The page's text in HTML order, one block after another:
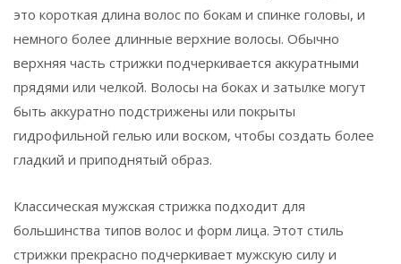
это короткая длина волос по бокам и спинке головы, и
немного более длинные верхние волосы. Обычно
верхняя часть стрижки подчеркивается аккуратными
прядями или челкой. Волосы на боках и затылке могут
быть аккуратно подстрижены или покрыты
гидрофильной гелью или воском, чтобы создать более
гладкий и приподнятый образ.
Классическая мужская стрижка подходит для
большинства типов волос и форм лица. Этот стиль
стрижки прекрасно подчеркивает мужскую силу и